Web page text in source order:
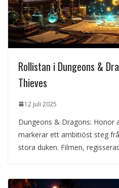
Rollistan i Dungeons &
Thieves
12 juli 2025
Dungeons & Dragons: Honor
markerar ett ambitiöst steg
stora duken. Filmen,